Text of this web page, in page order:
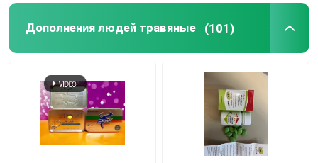
Дополнения людей травяные (101)